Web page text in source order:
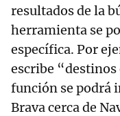
resultados de la
herramienta se
específica. Por
escribe “destinos
función se podrá
Brava cerca de